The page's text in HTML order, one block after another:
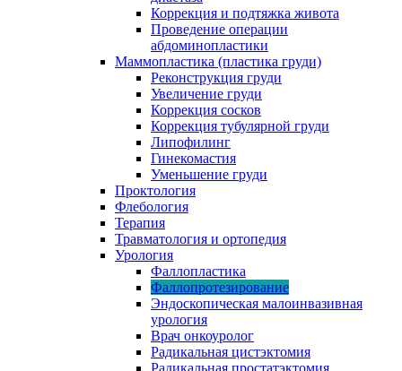
Коррекция и подтяжка живота
Проведение операции
абдоминопластики
Маммопластика (пластика груди)
Реконструкция груди
Увеличение груди
Коррекция сосков
Коррекция тубулярной груди
Липофилинг
Гинекомастия
Уменьшение груди
Проктология
Флебология
Терапия
Травматология и ортопедия
Урология
Фаллопластика
Фаллопротезирование
Эндоскопическая малоинвазивная
урология
Врач онкоуролог
Радикальная цистэктомия
Радикальная простатэктомия